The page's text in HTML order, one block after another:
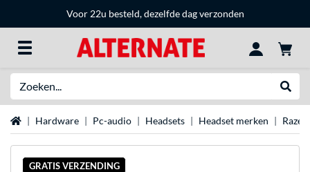
Voor 22u besteld, dezelfde dag verzonden
Home Hardware Pc-audio Headsets Headset merken Razer
GRATIS VERZENDING